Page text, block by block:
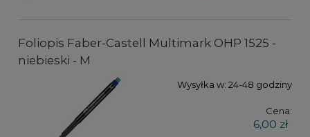
Foliopis Faber-Castell Multimark OHP 1525 -
niebieski - M
Wysyłka w: 24-48 godziny
Cena:
6,00 zł